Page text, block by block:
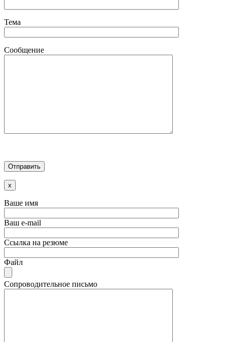
Тема
Сообщение
x
Ваше имя
Ваш e-mail
Ссылка на резюме
Файл
Сопроводительное письмо